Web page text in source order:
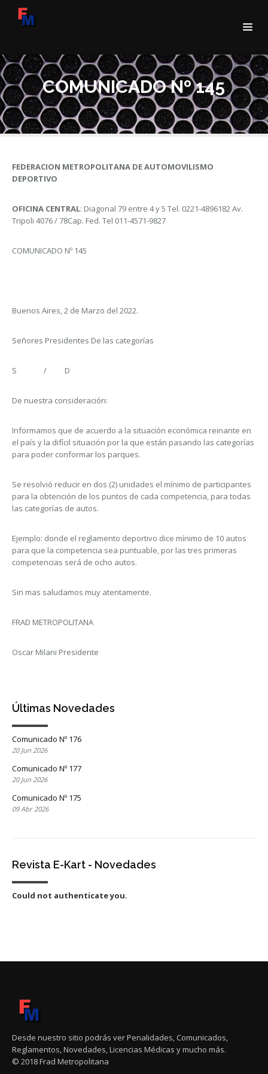
COMUNICADO Nº 145
FEDERACION METROPOLITANA DE AUTOMOVILISMO
DEPORTIVO
OFICINA CENTRAL: Diagonal 79 entre 4 y 5 Tel. 0221-4896182 Av.
Tripoli 4076 / 78Cap. Fed. Tel 011-4571-9827
COMUNICADO Nº 145
Buenos Aires, 2 de Marzo del 2022.
Señores Presidentes De las categorías
S / D
De nuestra consideración:
Informamos que de acuerdo a la situación económica reinante en
el país y la difícil situación por la que están pasando las categorías
para poder conformar los parques.
Se resolvió reducir en dos (2) unidades el mínimo de participantes
para la obtención de los puntos de cada competencia, para todas
las categorías de autos.
Ejemplo: donde el reglamento deportivo dice mínimo de 10 autos
para que la competencia sea puntuable, por las tres primeras
competencias será de ocho autos.
Sin mas saludamos muy atentamente.
FRAD METROPOLITANA
Oscar Milani Presidente
Últimas Novedades
Comunicado Nº 176
20 Jun 2026
Comunicado Nº 177
20 Jun 2026
Comunicado Nº 175
09 Abr 2026
Revista E-Kart - Novedades
Could not authenticate you.
Desde nuestro sitio podrás ver Penalidades, Comunicados,
Reglamentos, Novedades, Licencias Médicas y mucho más.
© 2018 Frad Metropolitana